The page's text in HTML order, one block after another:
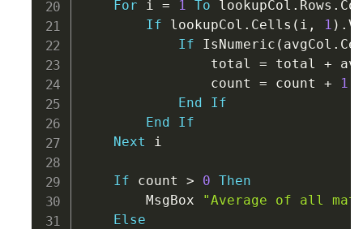
For i = 1 To lookupCol . Rows .
If lookupCol . Cells ( i , 1 ) .
If IsNumeric ( avgCol .
                total
= total +
                count
= count +
1
End
If
End
If
Next i
If count > 0 Then
        MsgBox
"Average of all
Else